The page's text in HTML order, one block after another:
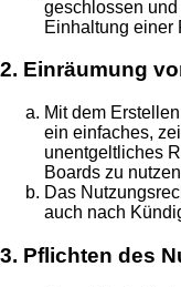
geschlossen
Einhaltung einer
2. Einräumung
Mit dem
ein einfaches,
unentgeltliches
Boards zu
Das
auch nach
3. Pflichten des